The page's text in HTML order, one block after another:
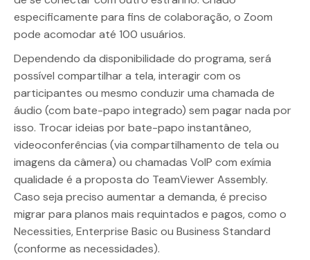
especificamente para fins de colaboração, o Zoom
pode acomodar até 100 usuários.
Dependendo da disponibilidade do programa, será
possível compartilhar a tela, interagir com os
participantes ou mesmo conduzir uma chamada de
áudio (com bate-papo integrado) sem pagar nada por
isso. Trocar ideias por bate-papo instantâneo,
videoconferências (via compartilhamento de tela ou
imagens da câmera) ou chamadas VoIP com exímia
qualidade é a proposta do TeamViewer Assembly.
Caso seja preciso aumentar a demanda, é preciso
migrar para planos mais requintados e pagos, como o
Necessities, Enterprise Basic ou Business Standard
(conforme as necessidades).